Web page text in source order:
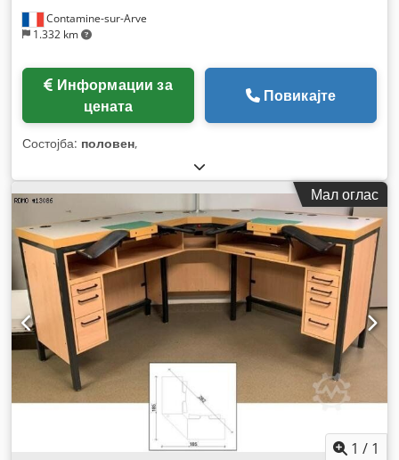
Contamine-sur-Arve
1.332 km
цената
Повикајте
Состојба: половен,
Мал оглас
1 / 1